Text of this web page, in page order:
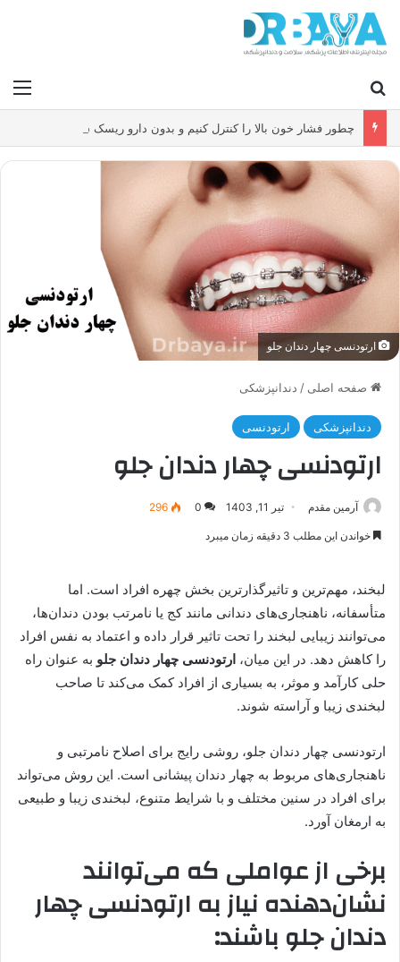
ارتودنسی چهار دندان جلو
صفحه اصلی / دندانپزشکی
دندانپزشکی ارتودنسی
ارتودنسی چهار دندان جلو
آرمین مقدم تیر 11, 1403 0
296
خواندن این مطلب 3 دقیقه زمان میبرد
لبخند، مهم‌ترین و تاثیرگذارترین بخش چهره افراد است. اما
متأسفانه، ناهنجاری‌های دندانی مانند کج یا نامرتب بودن دندان‌ها،
می‌توانند زیبایی لبخند را تحت تاثیر قرار داده و اعتماد به نفس افراد
را کاهش دهد. در این میان، ارتودنسی چهار دندان جلو به عنوان راه
حلی کارآمد و موثر، به بسیاری از افراد کمک می‌کند تا صاحب
لبخندی زیبا و آراسته شوند.
ارتودنسی چهار دندان جلو، روشی رایج برای اصلاح نامرتبی و
ناهنجاری‌های مربوط به چهار دندان پیشانی است. این روش می‌تواند
برای افراد در سنین مختلف و با شرایط متنوع، لبخندی زیبا و طبیعی
به ارمغان آورد.
برخی از عواملی که می‌توانند
نشان‌دهنده نیاز به ارتودنسی چهار
دندان جلو باشند: